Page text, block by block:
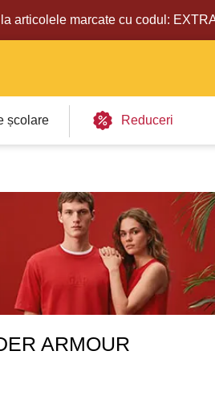
articolele marcate cu codul:
școlare Reduceri
ARMOUR